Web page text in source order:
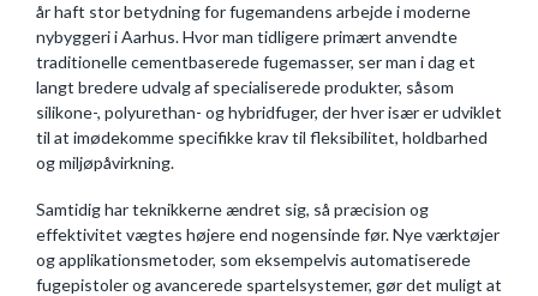
år haft stor betydning for fugemandens arbejde i moderne
nybyggeri i Aarhus. Hvor man tidligere primært anvendte
traditionelle cementbaserede fugemasser, ser man i dag et
langt bredere udvalg af specialiserede produkter, såsom
silikone-, polyurethan- og hybridfuger, der hver især er udviklet
til at imødekomme specifikke krav til fleksibilitet, holdbarhed
og miljøpåvirkning.
Samtidig har teknikkerne ændret sig, så præcision og
effektivitet vægtes højere end nogensinde før. Nye værktøjer
og applikationsmetoder, som eksempelvis automatiserede
fugepistoler og avancerede spartelsystemer, gør det muligt at